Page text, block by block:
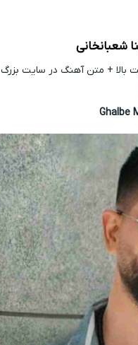
شعبانخانی
بالا + متن آهنگ در سایت بزرگ
Ghalbe